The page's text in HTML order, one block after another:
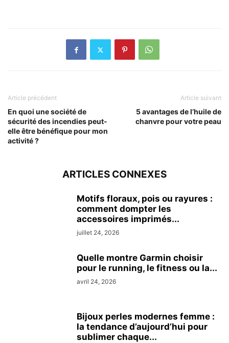
Article précédent
En quoi une société de
sécurité des incendies peut-
elle être bénéfique pour mon
activité ?
Article suivant
5 avantages de l’huile de
chanvre pour votre peau
ARTICLES CONNEXES
Motifs floraux, pois ou rayures :
comment dompter les
accessoires imprimés...
juillet 24, 2026
Quelle montre Garmin choisir
pour le running, le fitness ou la...
avril 24, 2026
Bijoux perles modernes femme :
la tendance d’aujourd’hui pour
sublimer chaque...